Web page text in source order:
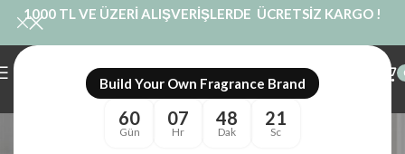
Build Your Own Fragrance Brand
60
Gün
07
Hr
48
Dak
20
Sc
1000 TL VE ÜZERİ ALIŞVERİŞLERDE ÜCRETSİZ KARGO !
royal mum lavanta